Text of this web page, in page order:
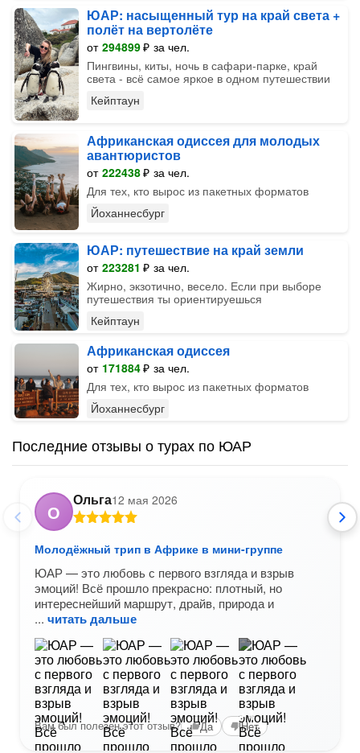
ЮАР: насыщенный тур на край света +
полёт на вертолёте
от 294899₽ за чел.
Пингвины, киты, ночь в сафари-парке, край
света - всё самое яркое в одном путешествии
Кейптаун
Африканская одиссея для молодых
авантюристов
от 222438₽ за чел.
Для тех, кто вырос из пакетных форматов
Йоханнесбург
ЮАР: путешествие на край земли
от 223281 ₽ за чел.
Жирно, экзотично, весело. Если при выборе
путешествия ты ориентируешься
Кейптаун
Африканская одиссея
от 171884₽ за чел.
Для тех, кто вырос из пакетных форматов
Йоханнесбург
Последние отзывы о турах по ЮАР
О
Ольга12 мая 2026
Молодёжный трип в Африке в мини-группе
ЮАР — это любовь с первого взгляда и взрыв
эмоций! Всё прошло прекрасно: плотный, но
интереснейший маршрут, драйв, природа и
читать дальше
+1
Вам был полезен этот отзыв? Да Нет